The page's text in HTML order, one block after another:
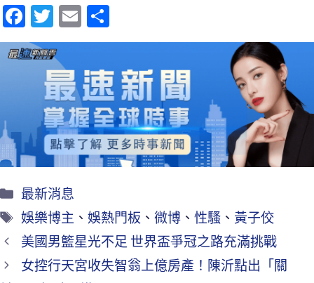
Fa
ce
b
k
T
wi
tt
er
E
m
l
享
最新消息
娛樂博主 、娛熱門板 、微博 、性騷 、 黃子佼
美國男籃星光不足 世界盃爭冠之路充滿挑戰
女控行天宮收失智翁上億房產！陳沂點出「關